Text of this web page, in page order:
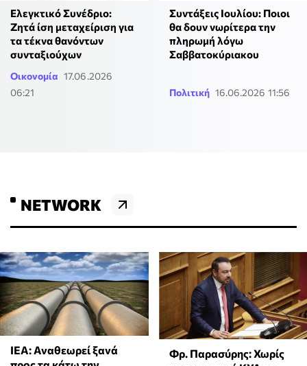
Ελεγκτικό Συνέδριο:
Ζητά ίση μεταχείριση για
τα τέκνα θανόντων
συνταξιούχων
Οικονομία 17.06.2026
06:21
Συντάξεις Ιουλίου: Ποιοι
θα δουν νωρίτερα την
πληρωμή λόγω
Σαββατοκύριακου
Πολιτική 16.06.2026 11:56
NETWORK
ΙΕΑ: Αναθεωρεί ξανά
Φρ. Παρασύρης: Χωρίς